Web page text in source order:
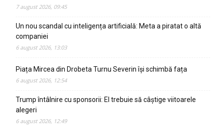
7 august 2026, 09:45
Un nou scandal cu inteligența artificială: Meta a piratat o altă
companiei
6 august 2026, 13:03
Piața Mircea din Drobeta Turnu Severin își schimbă fața
6 august 2026, 12:54
Trump întâlnire cu sponsorii: El trebuie să câștige viitoarele
alegeri
6 august 2026, 12:49